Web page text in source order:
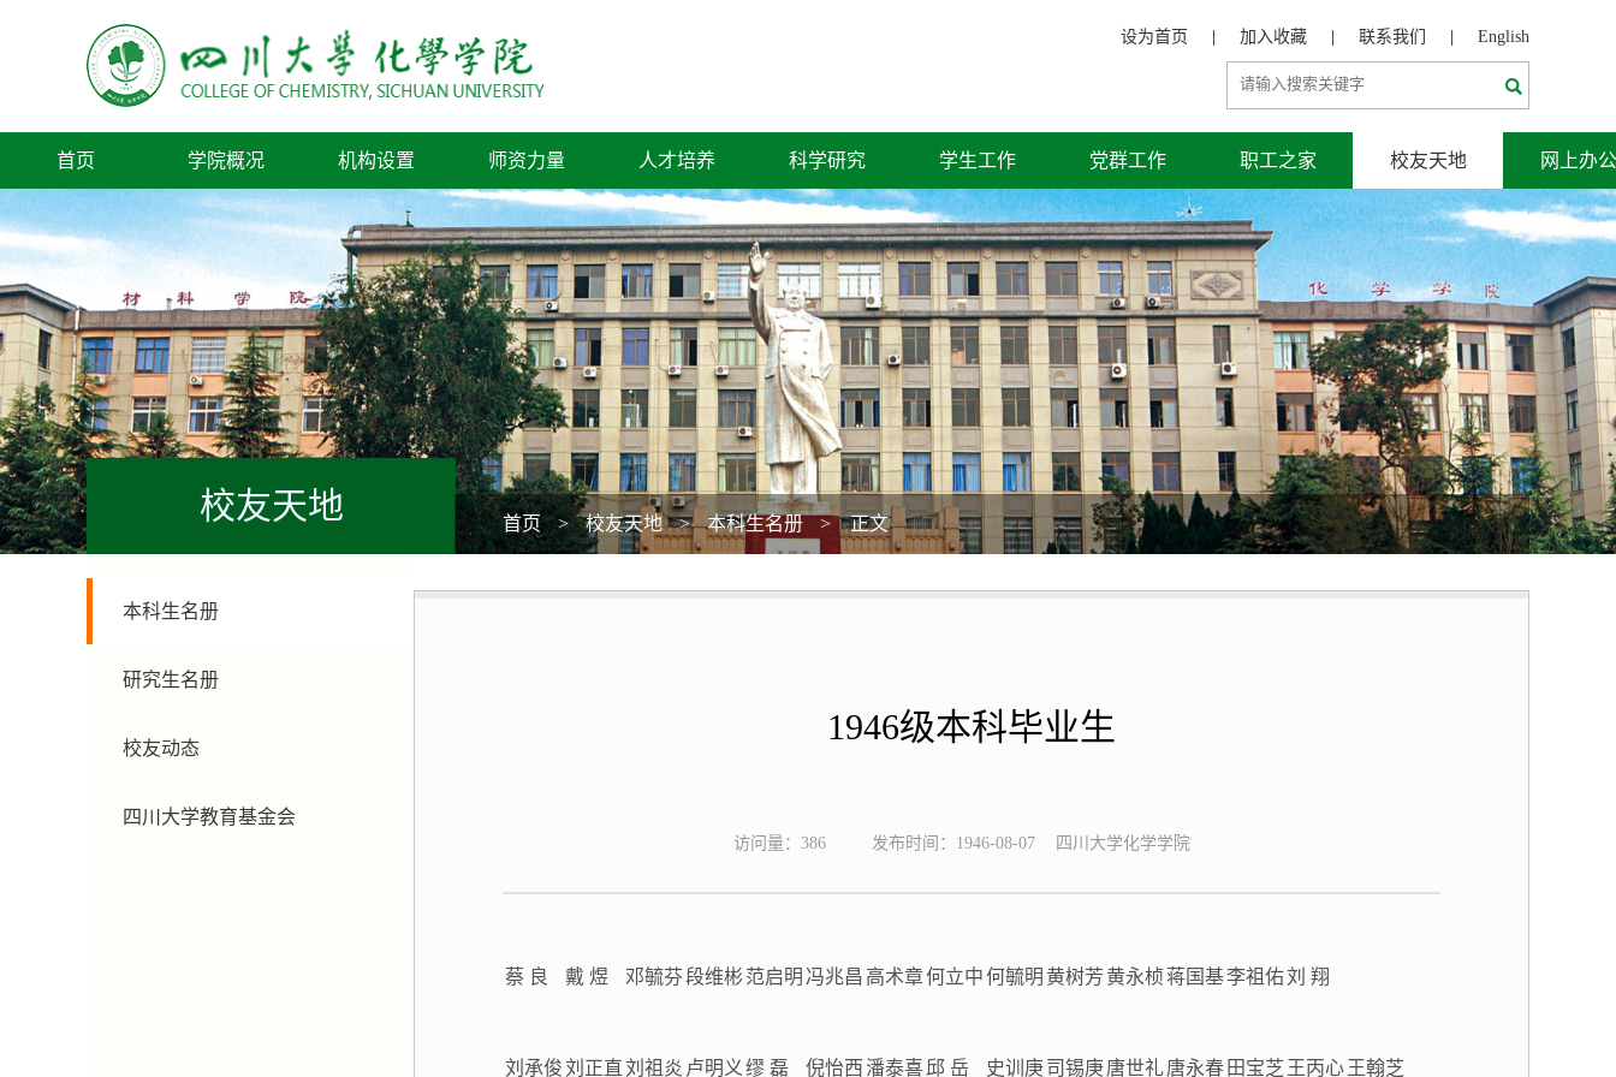
English
联系我们
加入收藏
设为首页
首页 学院概况 机构设置 师资力量 人才培养 科学研究 学生工作 党群工作 职工之家 校友天地 网上办公
校友天地 首页 > 校友天地 > 本科生名册 > 正文
本科生名册
研究生名册
校友动态
四川大学教育基金会
1946级本科毕业生
访问量： 386 发布时间：1946-08-07 四川大学化学学院
蔡 良 戴 煜 邓毓芬段维彬 范启明 冯兆昌 高术章何立中何毓明 黄树芳 黄永桢蒋国基李祖佑刘 翔
刘承俊刘正直刘祖炎 卢明义 缪 磊 倪怡西 潘泰喜 邱 岳 史训庚司锡庚唐世礼唐永春 田宝芝 王丙心 王翰芝